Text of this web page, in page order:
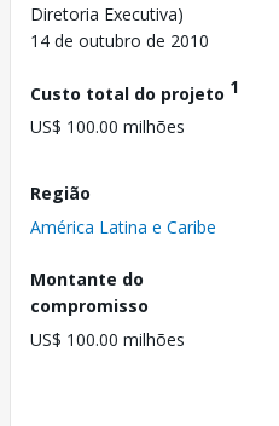
Diretoria Executiva)
14 de outubro de 2010
Custo total do projeto 1
US$ 100.00 milhões
Região
América Latina e Caribe
Montante do
compromisso
US$ 100.00 milhões